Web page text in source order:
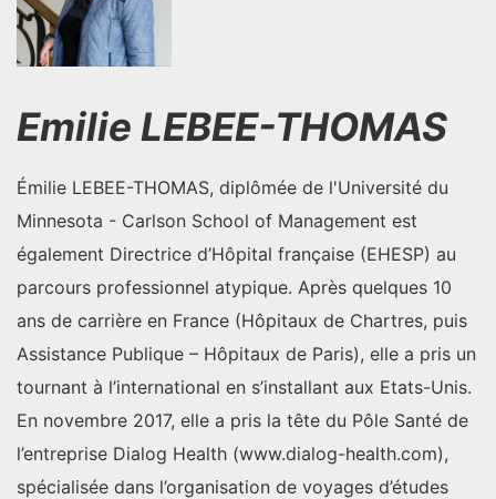
Emilie LEBEE-THOMAS
Émilie LEBEE-THOMAS, diplômée de l'Université du
Minnesota - Carlson School of Management est
également Directrice d’Hôpital française (EHESP) au
parcours professionnel atypique. Après quelques 10
ans de carrière en France (Hôpitaux de Chartres, puis
Assistance Publique – Hôpitaux de Paris), elle a pris un
tournant à l’international en s’installant aux Etats-Unis.
En novembre 2017, elle a pris la tête du Pôle Santé de
l’entreprise Dialog Health (www.dialog-health.com),
spécialisée dans l’organisation de voyages d’études